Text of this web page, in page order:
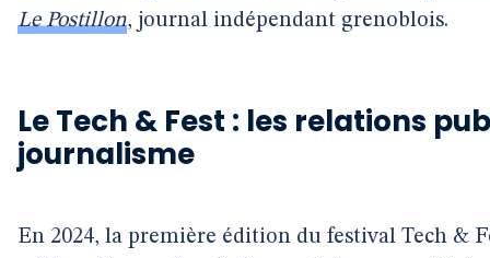
Le Postillon, journal indépendant grenoblois.
Le Tech & Fest : les relations
journalisme
En 2024, la première édition du festival Tech &